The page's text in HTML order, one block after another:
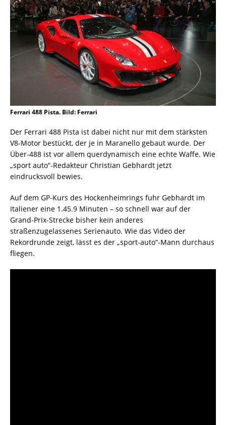
Ferrari 488 Pista. Bild: Ferrari
Der Ferrari 488 Pista ist dabei nicht nur mit dem stärksten
V8-Motor bestückt, der je in Maranello gebaut wurde. Der
Über-488 ist vor allem querdynamisch eine echte Waffe. Wie
„sport auto“-Redakteur Christian Gebhardt jetzt
eindrucksvoll bewies.
Auf dem GP-Kurs des Hockenheimrings fuhr Gebhardt im
Italiener eine 1.45.9 Minuten – so schnell war auf der
Grand-Prix-Strecke bisher kein anderes
straßenzugelassenes Serienauto. Wie das Video der
Rekordrunde zeigt, lässt es der „sport-auto“-Mann durchaus
fliegen.